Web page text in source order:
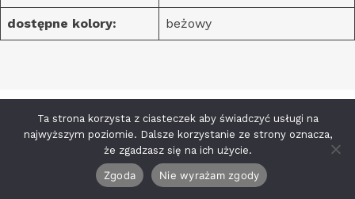
dostępne kolory: beżowy
Ta strona korzysta z ciasteczek aby świadczyć usługi na
najwyższym poziomie. Dalsze korzystanie ze strony oznacza,
że zgadzasz się na ich użycie.
Zgoda Nie wyrażam zgody